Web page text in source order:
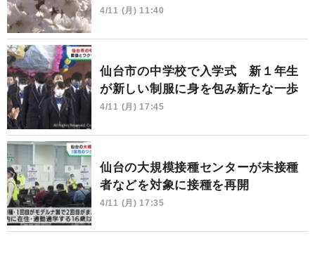
4/11 (月) 11:40
仙台市の中学校で入学式 新１年生
が新しい制服に身を包み新たな一歩
4/11 (月) 17:45
仙台の大規模接種センターが未接種
者などを対象に接種を再開
4/11 (月) 17:35